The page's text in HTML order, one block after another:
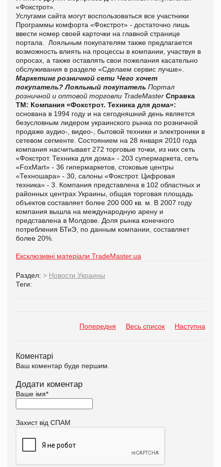
«Фокстрот».
Услугами сайта могут воспользоваться все участники
Программы комфорта «Фокстрот» - достаточно лишь
ввести номер своей карточки на главной странице
портала. Лояльным покупателям также предлагается
возможность влиять на процессы в компании, участвуя в
опросах, а также оставлять свои пожелания касательно
обслуживания в разделе «Сделаем сервис лучше».
Маркетинг розничной сети Чего хочет
покупатель? Лояльный покупатель Портал
розничной и оптовой торговли TradeMaster Справка
ТМ: Компания «Фокстрот. Техника для дома»:
основана в 1994 году и на сегодняшний день является
безусловным лидером украинского рынка по розничной
продаже аудио-, видео-, бытовой техники и электроники в
сетевом сегменте. Состоянием на 28 января 2010 года
компания насчитывает 272 торговые точки, из них сеть
«Фокстрот. Техника для дома» - 203 супермаркета, сеть
«FoxMart» - 36 гипермаркетов, стоковые центры
«Техношара» - 30, салоны «Фокстрот. Цифровая
техника» - 3. Компания представлена в 102 областных и
районных центрах Украины, общая торговая площадь
объектов составляет более 200 000 кв. м. В 2007 году
компания вышла на международную арену и
представлена в Молдове. Доля рынка конечного
потребления БТиЭ, по данным компании, составляет
более 20%.
Ексклюзивні матеріали TradeMaster.ua
Раздел: > Новости Украины
Теги:
Попередня Весь список Наступна
Коментарі
Ваш коментар буде першим.
Додати коментар
Ваше імя*
Захист від СПАМ